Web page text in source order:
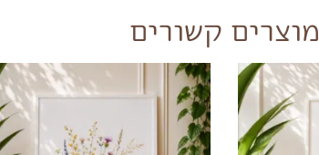
מוצרים קשורים